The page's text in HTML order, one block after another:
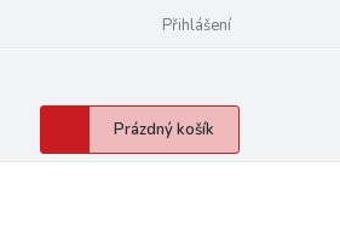
Přihlášení
Nákupní
košík
Prázdný košík